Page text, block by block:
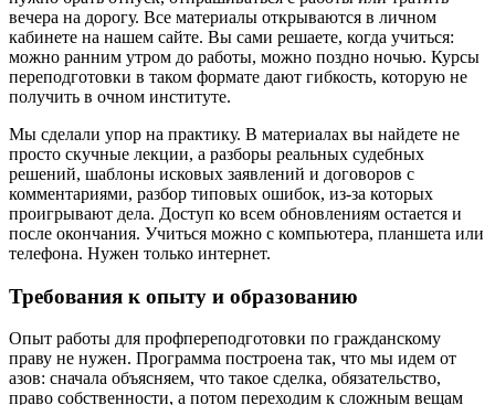
вечера на дорогу. Все материалы открываются в личном
кабинете на нашем сайте. Вы сами решаете, когда учиться:
можно ранним утром до работы, можно поздно ночью. Курсы
переподготовки в таком формате дают гибкость, которую не
получить в очном институте.
Мы сделали упор на практику. В материалах вы найдете не
просто скучные лекции, а разборы реальных судебных
решений, шаблоны исковых заявлений и договоров с
комментариями, разбор типовых ошибок, из-за которых
проигрывают дела. Доступ ко всем обновлениям остается и
после окончания. Учиться можно с компьютера, планшета или
телефона. Нужен только интернет.
Требования к опыту и образованию
Опыт работы для профпереподготовки по гражданскому
праву не нужен. Программа построена так, что мы идем от
азов: сначала объясняем, что такое сделка, обязательство,
право собственности, а потом переходим к сложным вещам